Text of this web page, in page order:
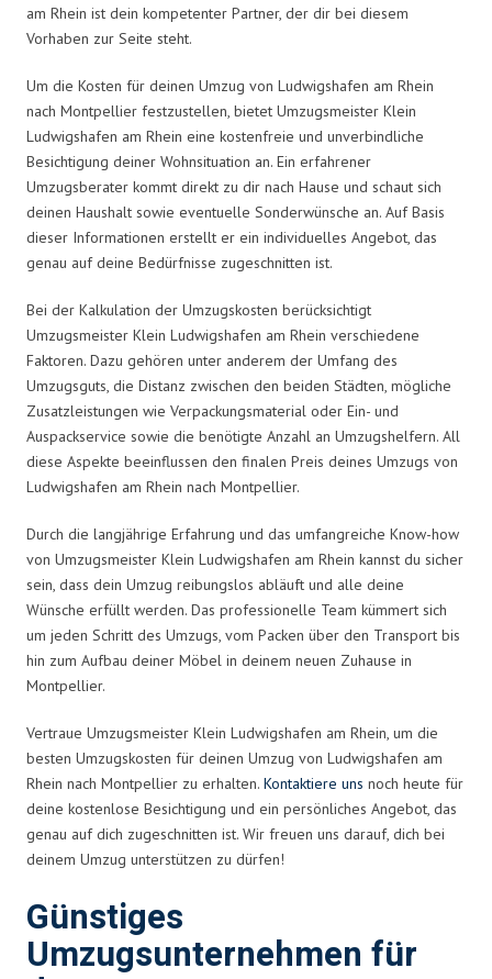
am Rhein ist dein kompetenter Partner, der dir bei diesem
Vorhaben zur Seite steht.
Um die Kosten für deinen Umzug von Ludwigshafen am Rhein
nach Montpellier festzustellen, bietet Umzugsmeister Klein
Ludwigshafen am Rhein eine kostenfreie und unverbindliche
Besichtigung deiner Wohnsituation an. Ein erfahrener
Umzugsberater kommt direkt zu dir nach Hause und schaut sich
deinen Haushalt sowie eventuelle Sonderwünsche an. Auf Basis
dieser Informationen erstellt er ein individuelles Angebot, das
genau auf deine Bedürfnisse zugeschnitten ist.
Bei der Kalkulation der Umzugskosten berücksichtigt
Umzugsmeister Klein Ludwigshafen am Rhein verschiedene
Faktoren. Dazu gehören unter anderem der Umfang des
Umzugsguts, die Distanz zwischen den beiden Städten, mögliche
Zusatzleistungen wie Verpackungsmaterial oder Ein- und
Auspackservice sowie die benötigte Anzahl an Umzugshelfern. All
diese Aspekte beeinflussen den finalen Preis deines Umzugs von
Ludwigshafen am Rhein nach Montpellier.
Durch die langjährige Erfahrung und das umfangreiche Know-how
von Umzugsmeister Klein Ludwigshafen am Rhein kannst du sicher
sein, dass dein Umzug reibungslos abläuft und alle deine
Wünsche erfüllt werden. Das professionelle Team kümmert sich
um jeden Schritt des Umzugs, vom Packen über den Transport bis
hin zum Aufbau deiner Möbel in deinem neuen Zuhause in
Montpellier.
Vertraue Umzugsmeister Klein Ludwigshafen am Rhein, um die
besten Umzugskosten für deinen Umzug von Ludwigshafen am
Rhein nach Montpellier zu erhalten. Kontaktiere uns noch heute für
deine kostenlose Besichtigung und ein persönliches Angebot, das
genau auf dich zugeschnitten ist. Wir freuen uns darauf, dich bei
deinem Umzug unterstützen zu dürfen!
Günstiges
Umzugsunternehmen für